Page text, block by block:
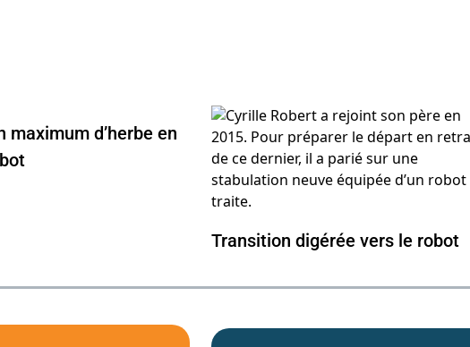
maximum d’herbe en
Transition digérée vers le robot